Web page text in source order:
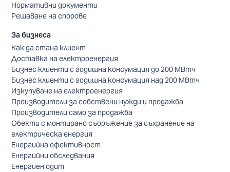
Нормативни документи
Решаване на спорове
За бизнеса
Как да стана клиент
Доставка на електроенергия
Бизнес клиенти с годишна консумация до 200 МВтч
Бизнес клиенти с годишна консумация над 200 МВтч
Изкупуване на електроенергия
Производители за собствени нужди и продажба
Производители само за продажба
Обекти с монтирано съоръжение за съхранение на
електрическа енергия
Енергийна ефективност
Енергийни обследвания
Енергиен одит